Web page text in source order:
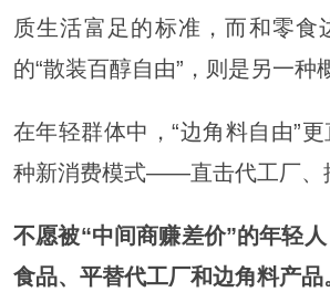
质生活富足的标准，而和零食
的“散装百醇自由”，则是另一种
在年轻群体中，“边角料自由”
种新消费模式——直击代工厂、
不愿被“中间商赚差价”的年轻
食品、平替代工厂和边角料产品